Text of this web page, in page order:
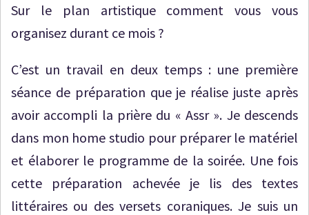
Sur le plan artistique comment vous vous
organisez durant ce mois ?
C’est un travail en deux temps : une première
séance de préparation que je réalise juste après
avoir accompli la prière du « Assr ». Je descends
dans mon home studio pour préparer le matériel
et élaborer le programme de la soirée. Une fois
cette préparation achevée je lis des textes
littéraires ou des versets coraniques. Je suis un